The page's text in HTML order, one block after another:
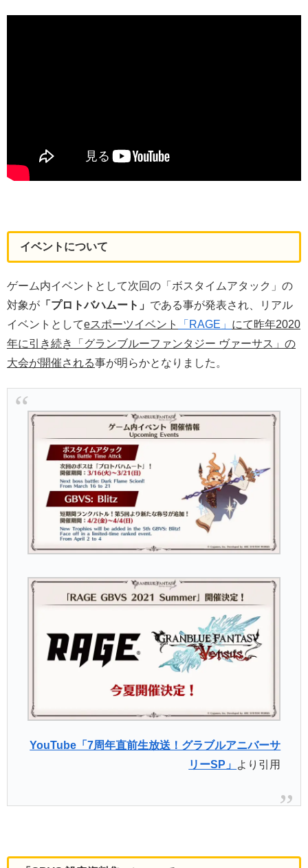
イベントについて
ゲーム内イベントとして次回の「ボスタイムアタック」の
対象が 「プロトバハムート」 である事が発表され、リアル
イベントとしてeスポーツイベント 「RAGE」 にて昨年2020
年に引き続き「グランブルーファンタジー ヴァーサス」の
大会が開催される事が明らかとなりました。
YouTube「7周年直前生放送！グラブルアニバーサ
リーSP」 より引用